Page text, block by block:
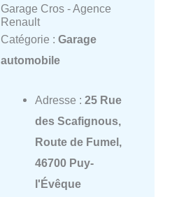
Garage Cros - Agence
Renault
Catégorie : Garage
automobile
Adresse : 25 Rue
des Scafignous,
Route de Fumel,
46700 Puy-
l'Évêque